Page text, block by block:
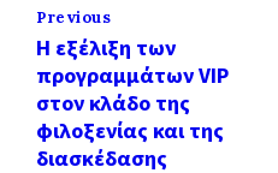
Previous
Η εξέλιξη των
προγραμμάτων VIP
στον κλάδο της
φιλοξενίας και της
διασκέδασης